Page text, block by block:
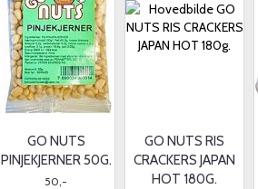
GO NUTS
PINJEKJERNER 50G.
50,-
GO NUTS RIS
CRACKERS JAPAN
HOT 180G.